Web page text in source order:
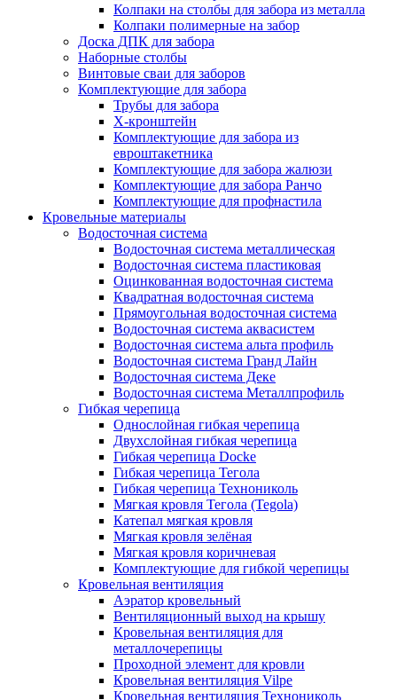
Колпаки на столбы для забора из металла
Колпаки полимерные на забор
Доска ДПК для забора
Наборные столбы
Винтовые сваи для заборов
Комплектующие для забора
Трубы для забора
Х-кронштейн
Комплектующие для забора из
евроштакетника
Комплектующие для забора жалюзи
Комплектующие для забора Ранчо
Комплектующие для профнастила
Кровельные материалы
Водосточная система
Водосточная система металлическая
Водосточная система пластиковая
Оцинкованная водосточная система
Квадратная водосточная система
Прямоугольная водосточная система
Водосточная система аквасистем
Водосточная система альта профиль
Водосточная система Гранд Лайн
Водосточная система Деке
Водосточная система Металлпрофиль
Гибкая черепица
Однослойная гибкая черепица
Двухслойная гибкая черепица
Гибкая черепица Docke
Гибкая черепица Тегола
Гибкая черепица Технониколь
Мягкая кровля Тегола (Tegola)
Катепал мягкая кровля
Мягкая кровля зелёная
Мягкая кровля коричневая
Комплектующие для гибкой черепицы
Кровельная вентиляция
Аэратор кровельный
Вентиляционный выход на крышу
Кровельная вентиляция для
металлочерепицы
Проходной элемент для кровли
Кровельная вентиляция Vilpe
Кровельная вентиляция Технониколь